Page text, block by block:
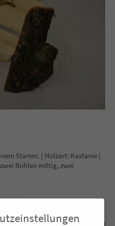
Stamm. | Holzart: Kastanie |
Bohlen mittig, zwei